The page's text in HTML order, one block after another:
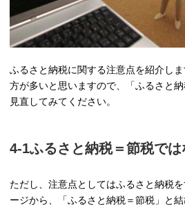
ふるさと納税に関する注意点を紹介し
方が多いと思いますので、「ふるさと
見直してみてください。
4‐1ふるさと納税＝節税では
ただし、注意点としてはふるさと納税
ージから、「ふるさと納税＝節税」と